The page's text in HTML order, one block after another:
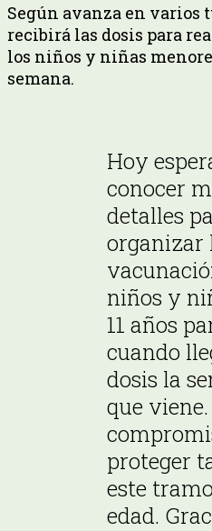
Según avanza en varios
recibirá las dosis para
los niños y niñas
semana.
Hoy
conocer
detalles
organizar
niños y
11 años
cuando
dosis la
que
proteger
este
edad.